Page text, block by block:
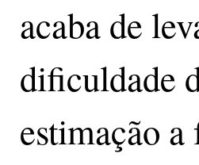
acaba de
dificuldade
estimação a